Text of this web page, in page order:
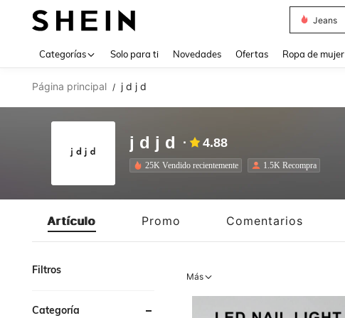
Jeans
Categorías Solo para ti Novedades Ofertas Ropa de mujer
Página principal / j d j d
j d j d 4.88
25K Vendido recientemente 1.5K Recompra
Artículo Promo Comentarios
Filtros
Categoría
Más